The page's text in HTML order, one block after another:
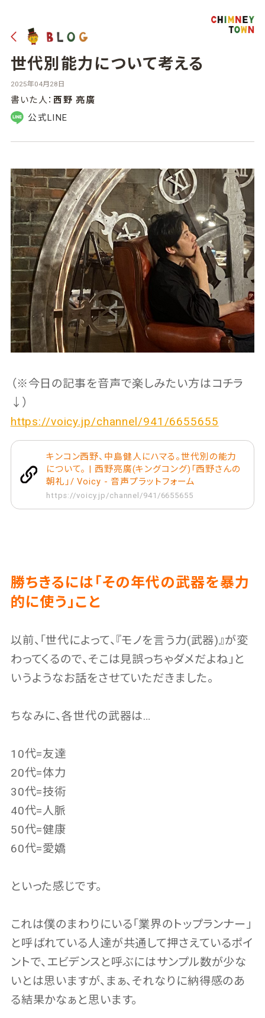
世代別能力について考える
2025年04月28日
書いた人： 西野 亮廣
公式LINE
（※今日の記事を音声で楽しみたい方はコチラ
↓）
https://voicy.jp/channel/941/6655655
キンコン西野、中島健人にハマる。世代別の能力
について。 | 西野亮廣(キングコング)「西野さんの
朝礼」/ Voicy - 音声プラットフォーム
https://voicy.jp/channel/941/6655655
勝ちきるには「その年代の武器を暴力
的に使う」こと
以前、「世代によって、『モノを言う力(武器)』が変
わってくるので、そこは見誤っちゃダメだよね」と
いうようなお話をさせていただきました。
ちなみに、各世代の武器は…
10代=友達
20代=体力
30代=技術
40代=人脈
50代=健康
60代=愛嬌
といった感じです。
これは僕のまわりにいる「業界のトップランナー」
と呼ばれている人達が共通して押さえているポイ
ントで、エビデンスと呼ぶにはサンプル数が少な
いとは思いますが、まぁ、それなりに納得感のあ
る結果かなぁと思います。